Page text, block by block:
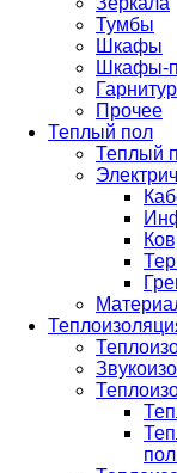
Тумбы
Шкафы
Шкафы-
Прочее
Теплый пол
Теплый